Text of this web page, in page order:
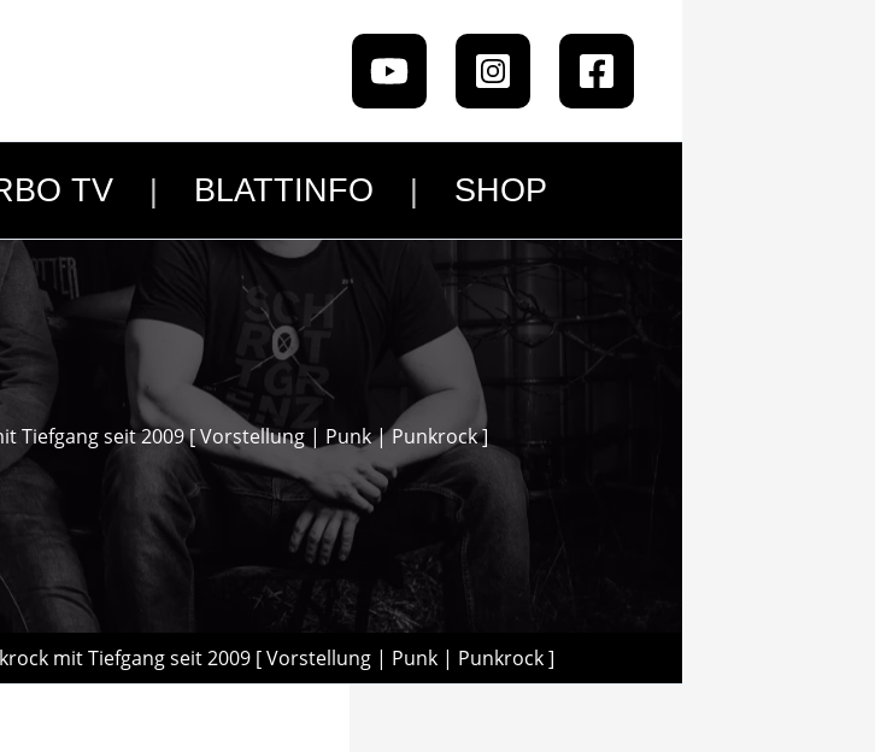
TV BLATTINFO SHOP
Tiefgang seit 2009 [ Vorstellung | Punk | Punkrock ]
mit Tiefgang seit 2009 [ Vorstellung | Punk | Punkrock ]